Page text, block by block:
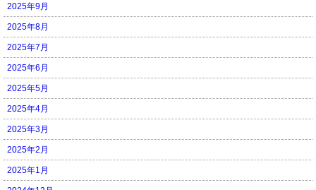
2025年9月
2025年8月
2025年7月
2025年6月
2025年5月
2025年4月
2025年3月
2025年2月
2025年1月